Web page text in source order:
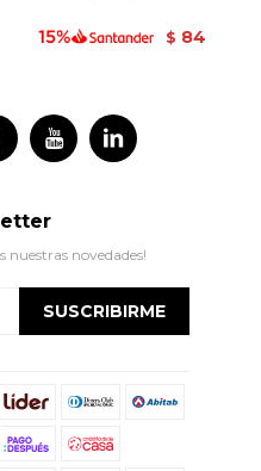
$ 84
 
nuestras novedades!
SUSCRIBIRME